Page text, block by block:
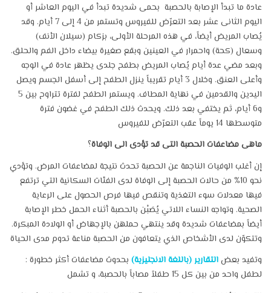
عادة ما تبدأ الإصابة بالحصبة بحمى شديدة تبدأ في اليوم العاشر أو
اليوم الثانى عشر بعد التعرّض للفيروس وتستمر من 4 إلى 7 أيام. وقد
يُصاب المريض أيضاً، في هذه المرحلة الأولى، بزكام (سيلان الأنف)
وسعال (كحة) واحمرار في العينين وبقع صغيرة بيضاء داخل الفم والحلق.
وبعد مضي عدة أيام يُصاب المريض بطفح جلدى يظهر عادة في الوجه
وأعلى العنق. وخلال 3 أيام تقريباً ينزل الطفح إلى أسفل الجسم ويصل
اليدين والقدمين في نهاية المطاف. ويستمر الطفح لفترة تتراوح بين 5
و6 أيام، ثم يختفي بعد ذلك. ويحدث ذلك الطفح في غضون فترة
متوسطها 14 يوماً عقب التعرّض للفيروس
ماهى مضاعفات الحصبة التى قد تؤدى الى الوفاة؟
إن أغلب الوفيات الناجمة عن الحصبة تحدث نتيجة لمضاعفات المرض. وتؤدي
نحو 10% من حالات الحصبة إلى الوفاة لدى الفئات السكانية التي ترتفع
فيها معدلات سوء التغذية وتنقص فيها فرص الحصول على الرعاية
الصحية. وتواجه النساء اللاتي يُصَبْن بالحصبة أثناء الحمل خطر الإصابة
أيضاً بمضاعفات شديدة وقد ينتهي حملهن بالإجهاض أو الولادة المبكرة.
وتتكوّن لدى الأشخاص الذي يتعافون من الحصبة مناعة تدوم مدى الحياة
: وتفيد بعضالتقارير (باللغة الانجليزية) بحدوث مضاعفات أكثر خطورة
لطفل واحد من بين كل 15 طفلاً مصاباً بالحصبة، و تشمل